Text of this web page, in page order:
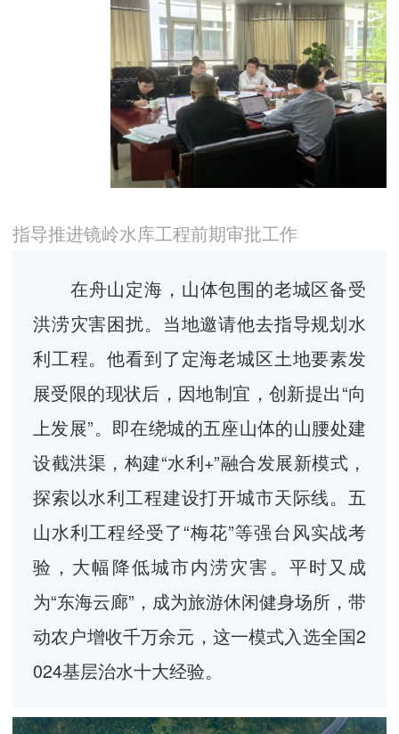
指导推进镜岭水库工程前期审批工作
在舟山定海，山体包围的老城区备受
洪涝灾害困扰。当地邀请他去指导规划水
利工程。他看到了定海老城区土地要素发
展受限的现状后，因地制宜，创新提出“向
上发展”。即在绕城的五座山体的山腰处建
设截洪渠，构建“水利+”融合发展新模式，
探索以水利工程建设打开城市天际线。五
山水利工程经受了“梅花”等强台风实战考
验，大幅降低城市内涝灾害。平时又成
为“东海云廊”，成为旅游休闲健身场所，带
动农户增收千万余元，这一模式入选全国2
024基层治水十大经验。